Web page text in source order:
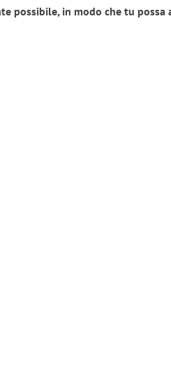
possibile, in modo che tu